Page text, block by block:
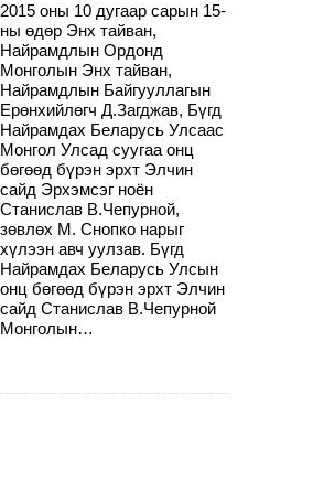
2015 оны 10 дугаар сарын 15-
ны өдөр Энх тайван,
Найрамдлын Ордонд
Монголын Энх тайван,
Найрамдлын Байгууллагын
Ерөнхийлөгч Д.Загджав, Бүгд
Найрамдах Беларусь Улсаас
Монгол Улсад суугаа онц
бөгөөд бүрэн эрхт Элчин
сайд Эрхэмсэг ноён
Станислав В.Чепурной,
зөвлөх М. Снопко нарыг
хүлээн авч уулзав. Бүгд
Найрамдах Беларусь Улсын
онц бөгөөд бүрэн эрхт Элчин
сайд Станислав В.Чепурной
Монголын…